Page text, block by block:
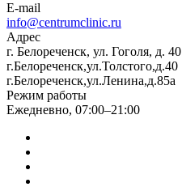
E-mail
info@centrumclinic.ru
Адрес
г. Белореченск, ул. Гоголя, д. 40
г.Белореченск,ул.Толстого,д.40
г.Белореченск,ул.Ленина,д.85а
Режим работы
Ежедневно, 07:00–21:00